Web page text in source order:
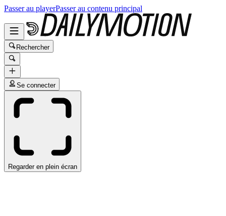
Passer au playerPasser au contenu principal
Rechercher
Se connecter
Regarder en plein écran